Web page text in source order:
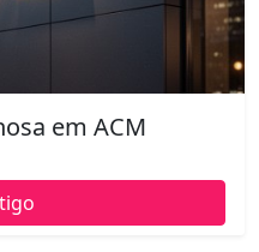
em ACM